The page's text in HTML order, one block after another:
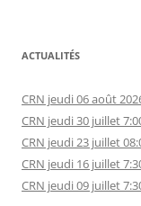
ACTUALITÉS
CRN jeudi 06 août
CRN jeudi 30 juillet
CRN jeudi 23 juillet
CRN jeudi 16 juillet
CRN jeudi 09 juillet